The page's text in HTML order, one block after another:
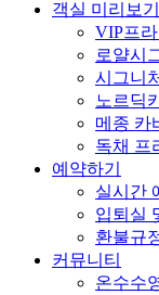
객실 미리보기
VIP프
로얄시
시그니
노르딕
메종 카
독채 프
예약하기
실시간
입퇴실
환불규
커뮤니티
온수수